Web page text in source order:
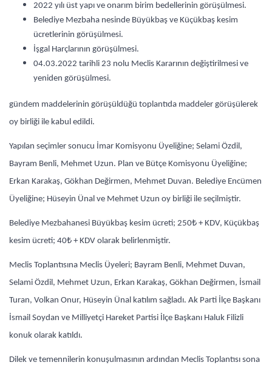
2022 yılı üst yapı ve onarım birim bedellerinin görüşülmesi.
Belediye Mezbaha nesinde Büyükbaş ve Küçükbaş kesim
ücretlerinin görüşülmesi.
İşgal Harçlarının görüşülmesi.
04.03.2022 tarihli 23 nolu Meclis Kararının değiştirilmesi ve
yeniden görüşülmesi.
gündem maddelerinin görüşüldüğü toplantıda maddeler görüşülerek
oy birliği ile kabul edildi.
Yapılan seçimler sonucu İmar Komisyonu Üyeliğine; Selami Özdil,
Bayram Benli, Mehmet Uzun. Plan ve Bütçe Komisyonu Üyeliğine;
Erkan Karakaş, Gökhan Değirmen, Mehmet Duvan. Belediye Encümen
Üyeliğine; Hüseyin Ünal ve Mehmet Uzun oy birliği ile seçilmiştir.
Belediye Mezbahanesi Büyükbaş kesim ücreti; 250₺ + KDV, Küçükbaş
kesim ücreti; 40₺ + KDV olarak belirlenmiştir.
Meclis Toplantısına Meclis Üyeleri; Bayram Benli, Mehmet Duvan,
Selami Özdil, Mehmet Uzun, Erkan Karakaş, Gökhan Değirmen, İsmail
Turan, Volkan Onur, Hüseyin Ünal katılım sağladı. Ak Parti İlçe Başkanı
İsmail Soydan ve Milliyetçi Hareket Partisi İlçe Başkanı Haluk Filizli
konuk olarak katıldı.
Dilek ve temennilerin konuşulmasının ardından Meclis Toplantısı sona